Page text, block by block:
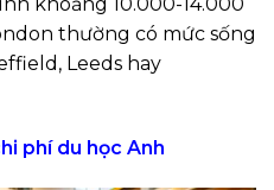
thường có mức sống
Leeds hay
phí du học Anh